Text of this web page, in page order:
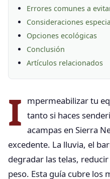
Errores comunes a
Consideraciones
Opciones ecológicas
Conclusión
Artículos relacionados
I mpermeabilizar tu
tanto si haces
acampas en Sierra
excedente. La lluvia, el
degradar las telas,
peso. Esta guía cubre los